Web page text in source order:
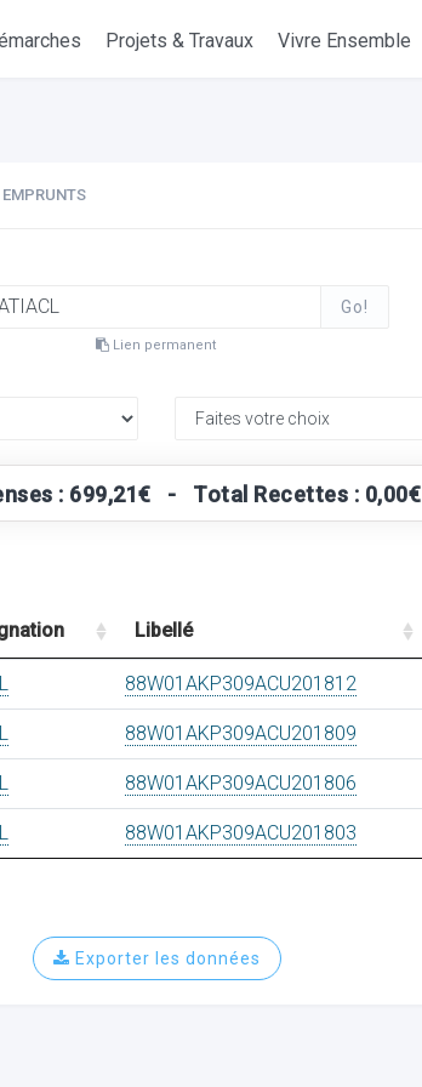
Projets & Travaux Vivre Ensemble
EMPRUNTS
Go!
Lien permanent
: 699,21€ - Total Recettes : 0,00€
Libellé
88W01AKP309ACU201812
88W01AKP309ACU201809
88W01AKP309ACU201806
88W01AKP309ACU201803
Exporter les données